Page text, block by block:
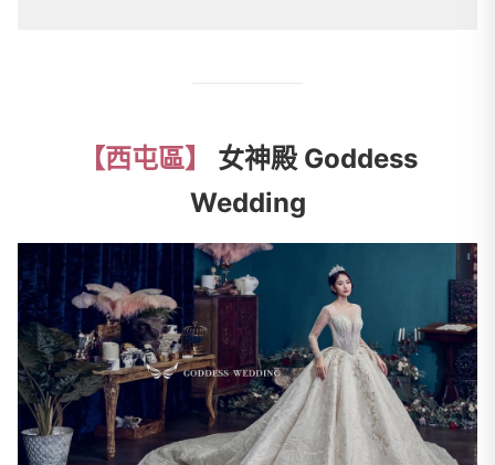
【西屯區】
女神殿 Goddess
Wedding